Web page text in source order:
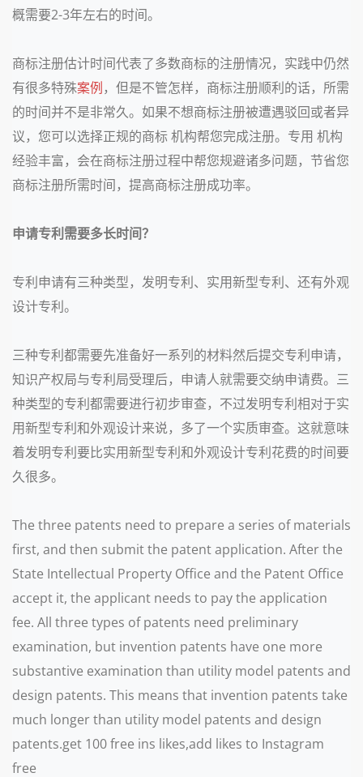
概需要2-3年左右的时间。
商标注册估计时间代表了多数商标的注册情况，实践中仍然
有很多特殊案例，但是不管怎样， 商标注册顺利的话，所需
的时间并不是非常久。 如果不想商标注册被遭遇驳回或者异
议，您可以选择正规的商标 机构帮您完成注册。专用 机构
经验丰富，会在商标注册过程中帮您规避诸多问题，节省您
商标注册所需时间，提高商标注册成功率。
申请专利需要多长时间？
专利申请有三种类型，发明专利、实用新型专利、还有外观
设计专利。
三种专利都需要先准备好一系列的材料然后提交专利申请，
知识产权局与专利局受理后，申请人就需要交纳申请费。三
种类型的专利都需要进行初步审查，不过发明专利相对于实
用新型专利和外观设计来说，多了一个实质审查。这就意味
着发明专利要比实用新型专利和外观设计专利花费的时间要
久很多。
The three patents need to prepare a series of materials
first, and then submit the patent application. After the
State Intellectual Property Office and the Patent Office
accept it, the applicant needs to pay the application
fee. All three types of patents need preliminary
examination, but invention patents have one more
substantive examination than utility model patents and
design patents. This means that invention patents take
much longer than utility model patents and design
patents.get 100 free ins likes,add likes to Instagram
free